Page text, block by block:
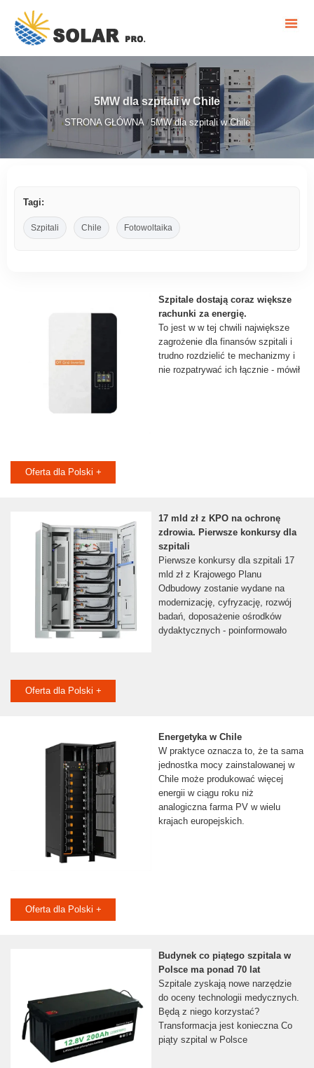
5MW dla szpitali w Chile
STRONA GŁÓWNA/ 5MW dla szpitali w Chile
Tagi:
Szpitali Chile Fotowoltaika
Szpitale dostają coraz większe
rachunki za energię.
To jest w w tej chwili największe
zagrożenie dla finansów szpitali i
trudno rozdzielić te mechanizmy i
nie rozpatrywać ich łącznie - mówił
Oferta dla Polski +
17 mld zł z KPO na ochronę
zdrowia. Pierwsze konkursy dla
szpitali
Pierwsze konkursy dla szpitali 17
mld zł z Krajowego Planu
Odbudowy zostanie wydane na
modernizację, cyfryzację, rozwój
badań, doposażenie ośrodków
dydaktycznych - poinformowało
Oferta dla Polski +
Energetyka w Chile
W praktyce oznacza to, że ta sama
jednostka mocy zainstalowanej w
Chile może produkować więcej
energii w ciągu roku niż
analogiczna farma PV w wielu
krajach europejskich.
Oferta dla Polski +
Budynek co piątego szpitala w
Polsce ma ponad 70 lat
Szpitale zyskają nowe narzędzie
do oceny technologii medycznych.
Będą z niego korzystać?
Transformacja jest konieczna Co
piąty szpital w Polsce